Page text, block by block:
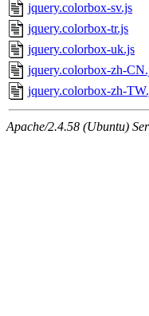
jquery.colorbox-sv.js
jquery.colorbox-tr.js
jquery.colorbox-uk.js
jquery.colorbox-zh-
jquery.colorbox-zh-
Apache/2.4.58 (Ubuntu)